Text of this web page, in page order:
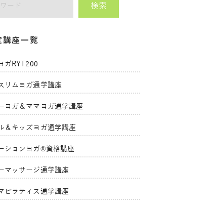
検索
講座一覧
ガRYT200
リムヨガ通学講座
ヨガ＆ママヨガ通学講座
＆キッズヨガ通学講座
ションヨガ®資格講座
マッサージ通学講座
ピラティス通学講座